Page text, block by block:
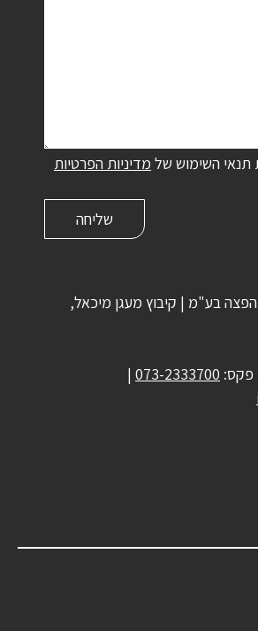
השימוש של מדיניות הפרטיות
בע"מ | קיבוץ מעגן מיכאל,
פקס: 073-2333700
|